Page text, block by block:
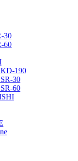
30
60
190
30
60